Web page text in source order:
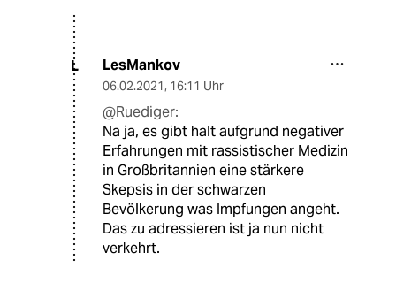
L LesMankov
06.02.2021, 16:11 Uhr
@Ruediger:
Na ja, es gibt halt aufgrund negativer
Erfahrungen mit rassistischer Medizin
in Großbritannien eine stärkere
Skepsis in der schwarzen
Bevölkerung was Impfungen angeht.
Das zu adressieren ist ja nun nicht
verkehrt.